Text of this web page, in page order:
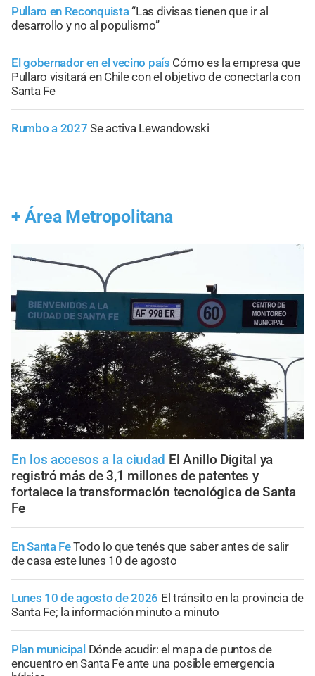
Pullaro en Reconquista“Las divisas tienen que ir al
desarrollo y no al populismo”
El gobernador en el vecino país Cómo es la empresa que
Pullaro visitará en Chile con el objetivo de conectarla con
Santa Fe
Rumbo a 2027 Se activa Lewandowski
+ Área Metropolitana
En los accesos a la ciudad El Anillo Digital ya
registró más de 3,1 millones de patentes y
fortalece la transformación tecnológica de Santa
Fe
En Santa FeTodo lo que tenés que saber antes de salir
de casa este lunes 10 de agosto
Lunes 10 de agosto de 2026 El tránsito en la provincia de
Santa Fe; la información minuto a minuto
Plan municipal Dónde acudir: el mapa de puntos de
encuentro en Santa Fe ante una posible emergencia